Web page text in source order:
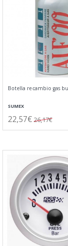
Botella recambio gas
SUMEX
22,57€ 26,17€